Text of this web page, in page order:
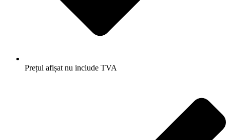
Prețul afișat nu include TVA